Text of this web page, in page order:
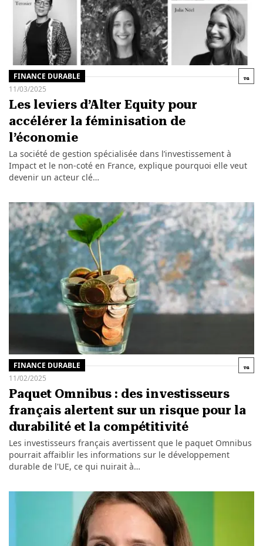
FINANCE DURABLE
11/03/2025
Les leviers d’Alter Equity pour
accélérer la féminisation de
l’économie
La société de gestion spécialisée dans l’investissement à
Impact et le non-coté en France, explique pourquoi elle veut
devenir un acteur clé…
FINANCE DURABLE
11/02/2025
Paquet Omnibus : des investisseurs
français alertent sur un risque pour la
durabilité et la compétitivité
Les investisseurs français avertissent que le paquet Omnibus
pourrait affaiblir les informations sur le développement
durable de l'UE, ce qui nuirait à…